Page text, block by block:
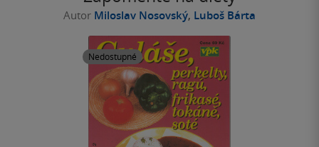
Autor Miloslav Nosovský, Luboš Bárta
Nedostupné